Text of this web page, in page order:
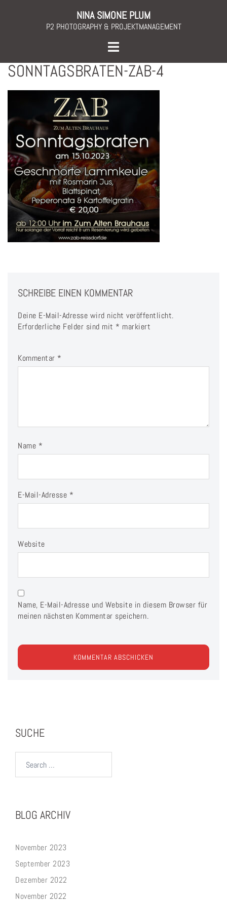
NINA SIMONE PLUM
P2 PHOTOGRAPHY & PROJEKTMANAGEMENT
Toggle
menu
SONNTAGSBRATEN-ZAB-4
SCHREIBE EINEN KOMMENTAR
Deine E-Mail-Adresse wird nicht veröffentlicht.
Erforderliche Felder sind mit * markiert
Kommentar *
Name *
E-Mail-Adresse *
Website
Name, E-Mail-Adresse und Website in diesem Browser für
meinen nächsten Kommentar speichern.
SUCHE
BLOG ARCHIV
November 2023
September 2023
Dezember 2022
November 2022